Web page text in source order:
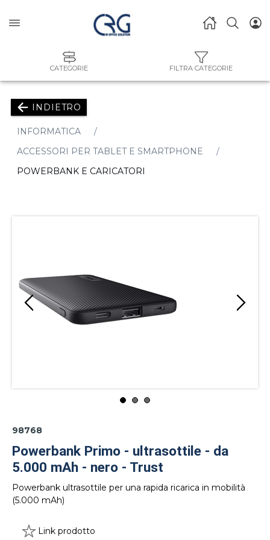
CATEGORIE FILTRA CATEGORIE
INDIETRO
INFORMATICA
ACCESSORI PER TABLET E SMARTPHONE
POWERBANK E CARICATORI
98768
Powerbank Primo - ultrasottile - da
5.000 mAh - nero - Trust
Powerbank ultrasottile per una rapida ricarica in mobilità
(5.000 mAh)
Link prodotto